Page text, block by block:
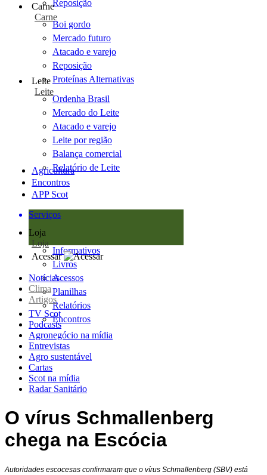
Reposição
Carne
Carne
Boi gordo
Mercado futuro
Atacado e varejo
Reposição
Proteínas Alternativas
Leite
Leite
Ordenha Brasil
Mercado do Leite
Atacado e varejo
Leite por região
Balança comercial
Relatório de Leite
Agricultura
Encontros
APP Scot
Serviços
Loja
Loja
Informativos
Livros
Acessos
Planilhas
Relatórios
Encontros
Acessar
Notícias
Clima
Artigos
TV Scot
Podcasts
Agronegócio na mídia
Entrevistas
Agro sustentável
Cartas
Scot na mídia
Radar Sanitário
O vírus Schmallenberg
chega na Escócia
Autoridades escocesas confirmaram que o vírus Schmallenberg (SBV) está